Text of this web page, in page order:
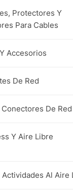
Protectores Y
Para Cables
Accesorios
De Red
De Red
Y Aire Libre
Al Aire